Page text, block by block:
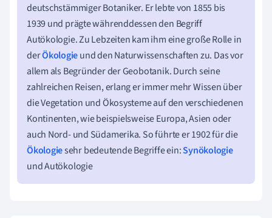
deutschstämmiger Botaniker. Er lebte von 1855 bis
1939 und prägte währenddessen den Begriff
Autökologie. Zu Lebzeiten kam ihm eine große Rolle in
derÖkologieund den Naturwissenschaften zu. Das vor
allem als Begründer der Geobotanik. Durch seine
zahlreichen Reisen, erlang er immer mehr Wissen über
die Vegetation und Ökosysteme auf den verschiedenen
Kontinenten, wie beispielsweise Europa, Asien oder
auch Nord- und Südamerika. So führte er 1902 für die
Ökologiesehr bedeutende Begriffe ein:Synökologie
und Autökologie